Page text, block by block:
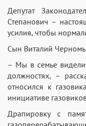
Депутат
Степанович –
усилия, чтобы
Сын Виталий
– Мы в семье
должностях, –
относился к
инициативе
Драпировку с